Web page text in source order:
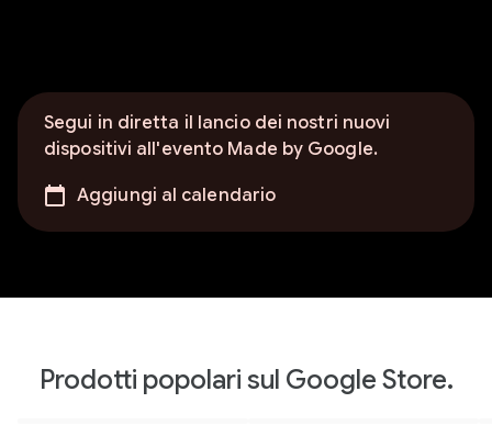
Segui in diretta il lancio dei nostri nuovi
dispositivi all'evento Made by Google.
Aggiungi al calendario
Prodotti popolari sul Google Store.